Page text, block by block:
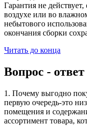
Гарантия не
воздухе или во
небытового
окончания сборки
Читать до конца
Вопрос - ответ
1. Почему выгодно
первую очередь-это
помещения и
ассортимент товара,